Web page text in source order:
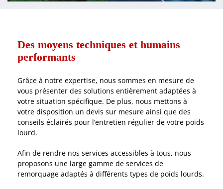
Des moyens techniques et humains
performants
Grâce à notre expertise, nous sommes en mesure de
vous présenter des solutions entièrement adaptées à
votre situation spécifique. De plus, nous mettons à
votre disposition un devis sur mesure ainsi que des
conseils éclairés pour l’entretien régulier de votre poids
lourd.
Afin de rendre nos services accessibles à tous, nous
proposons une large gamme de services de
remorquage adaptés à différents types de poids lourds.